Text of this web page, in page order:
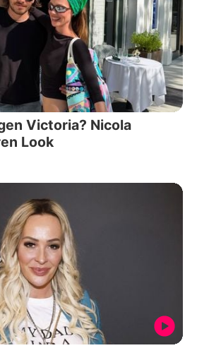
Victoria? Nicola
Look